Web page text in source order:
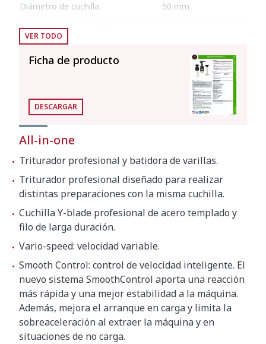
Diámetro de cuchilla
50 mm
Diámetro cubre cuchilla
Función batidor
Velocidad motor
Capacidad (claras)
Longitud brazo batidor
Longitud total (con brazo batidor)
570 mm
Peso neto
Nivel de ruido a 1 m <80 dB(A)
Dimensiones del embalaje
440 x 375 x 105 mm
VER TODO
Ficha de producto
DESCARGAR
All-in-one
Triturador profesional y batidora de varillas.
Triturador profesional diseñado para realizar
distintas preparaciones con la misma cuchilla.
Cuchilla Y-blade profesional de acero templado y
filo de larga duración.
Vario-speed: velocidad variable.
Smooth Control: control de velocidad inteligente. El
nuevo sistema SmoothControl aporta una reacción
más rápida y una mejor estabilidad a la máquina.
Además, mejora el arranque en carga y limita la
sobreaceleración al extraer la máquina y en
situaciones de no carga.